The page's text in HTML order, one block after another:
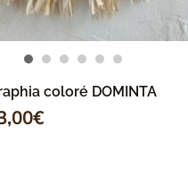
coloré DOMINTA
€